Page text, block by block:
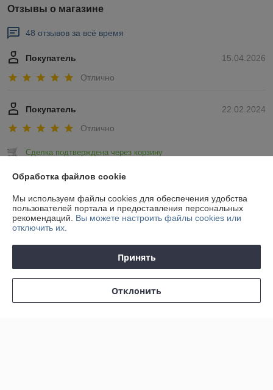
Отзывы о магазине
48 отзывов за всё время
15.04.2026
Покупатель
Отлично
22.02.2024
Покупатель
Отлично
Сделка подтверждена через корзину
Показать все отзывы
О нас
Доставка и оплата
Обработка файлов cookie
Мы используем файлы cookies для обеспечения удобства
пользователей портала и предоставления персональных
рекомендаций. Вы можете настроить файлы cookies или
отключить их.
Принять
Отклонить